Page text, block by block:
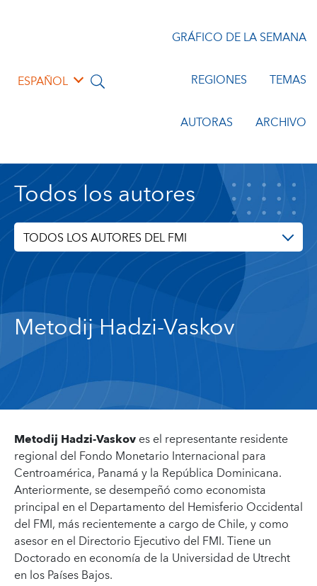
ESPAÑOL
GRÁFICO DE LA SEMANA
REGIONES TEMAS
AUTORAS ARCHIVO
Todos los autores
TODOS LOS AUTORES DEL FMI
Metodij Hadzi-Vaskov
Metodij Hadzi-Vaskoves el representante residente
regional del Fondo Monetario Internacional para
Centroamérica, Panamá y la República Dominicana.
Anteriormente, se desempeñó como economista
principal en el Departamento del Hemisferio Occidental
del FMI, más recientemente a cargo de Chile, y como
asesor en el Directorio Ejecutivo del FMI. Tiene un
Doctorado en economía de la Universidad de Utrecht
en los Países Bajos.